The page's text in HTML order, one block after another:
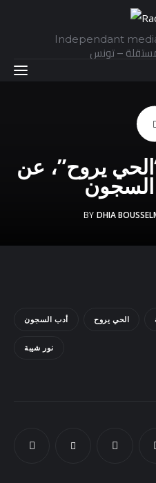
Independant
– تونس
Daily#3 : “الحي يروح”، عن
السجون
BY DHIA
أدب السجون الحي يروح
نور شيبة